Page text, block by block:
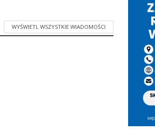
WYŚWIETL WSZYSTKIE WIADOMOŚCI